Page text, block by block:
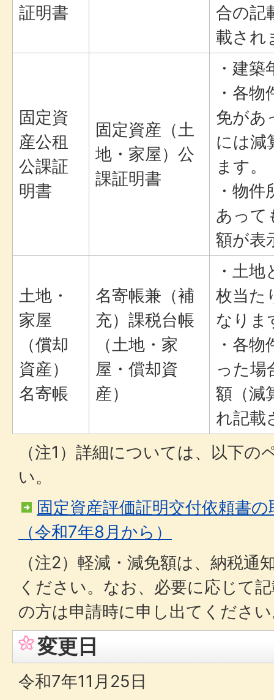
証明書
合の記
載され
固定資
産公租
公課証
明書
固定資産（土
地・家屋）公
課証明書
・建
・各
免があ
には減
ます。
・物
あって
額が表
土地・
家屋
（償却
資産）
名寄帳
名寄帳兼（補
充）課税台帳
（土地・家
屋・償却資
産）
・土
枚当た
なりま
・各
った場
額（減
れ記載
（注1）詳細については、以下の
い。
固定資産評価証明交付依頼書
（令和7年8月から）
（注2）軽減・減免額は、納税通
ください。なお、必要に応じて
の方は申請時に申し出てくださ
変更日
令和7年11月25日